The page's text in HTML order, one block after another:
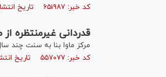
کد خبر: ۶۵۱۹۸۷ تاریخ انتشار : ۱۳۹۹/۰۶/۱۴
قدردانی غیرمنتظره
مرکز ماوا بنا به سنت چند
کد خبر: ۵۵۷۰۷۷ تاریخ انتشار : ۱۳۹۸/۰۷/۱۷